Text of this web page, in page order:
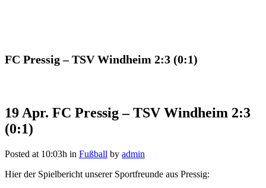
FC Pressig – TSV Windheim 2:3 (0:1)
19 Apr. FC Pressig – TSV Windheim 2:3
(0:1)
Posted at 10:03h in Fußball by admin
Hier der Spielbericht unserer Sportfreunde aus Pressig: